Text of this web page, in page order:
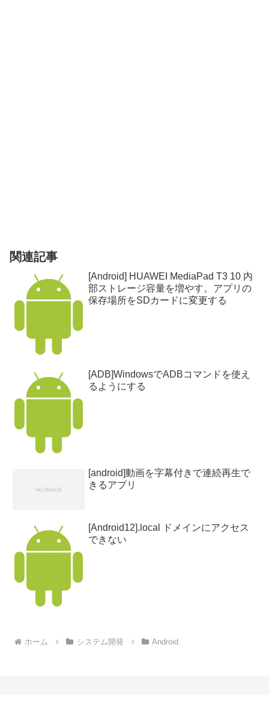
関連記事
[Android] HUAWEI MediaPad T3 10 内
部ストレージ容量を増やす。アプリの
保存場所をSDカードに変更する
[ADB]WindowsでADBコマンドを使え
るようにする
[android]動画を字幕付きで連続再生で
きるアプリ
[Android12].local ドメインにアクセス
できない
ホーム システム開発 Android